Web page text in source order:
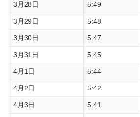
3月28日 5:49
3月29日 5:48
3月30日 5:47
3月31日 5:45
4月1日 5:44
4月2日 5:42
4月3日 5:41